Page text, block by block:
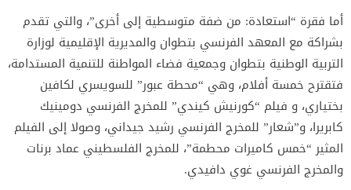
أما فقرة “استعادة: من ضفة متوسطية إلى أخرى”، والتي تقدم
بشراكة مع المعهد الفرنسي بتطوان والمديرية الإقليمية لوزارة
التربية الوطنية بتطوان وجمعية فضاء المواطنة للتنمية المستدامة،
فتقترح خمسة أفلام، وهي “محطة عبور” للسويسري لكافين
بختياري، و فيلم “كورنيش كيندي” للمخرج الفرنسي دومينيك
كابريرا، و”شعار” للمخرج الفرنسي رشيد جيداني، وصولا إلى الفيلم
المثير “خمس كاميرات محطمة”، للمخرج الفلسطيني عماد برنات
والمخرج الفرنسي غوي دافيدي.